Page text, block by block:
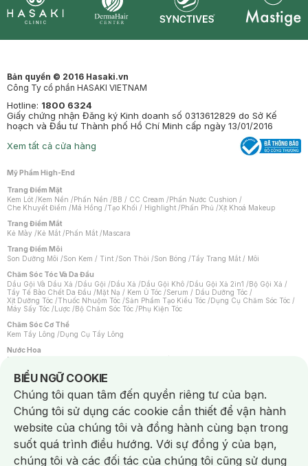
Bản quyền © 2016 Hasaki.vn
Công Ty cổ phần HASAKI VIETNAM
Hotline: 1800 6324
Giấy chứng nhận Đăng ký Kinh doanh số 0313612829 do Sở Kế
hoạch và Đầu tư Thành phố Hồ Chí Minh cấp ngày 13/01/2016
Xem tất cả cửa hàng
Mỹ Phẩm High-End
Trang Điểm Mặt
Kem Lót /Kem Nền /Phấn Nền /BB / CC Cream /Phấn Nước Cushion /
Che Khuyết Điểm /Má Hồng /Tạo Khối / Highlight /Phấn Phủ /Xịt Khoá Makeup
Trang Điểm Mắt
Kẻ Mày /Kẻ Mắt /Phấn Mắt /Mascara
Trang Điểm Môi
Son Dưỡng Môi /Son Kem / Tint /Son Thỏi /Son Bóng /Tẩy Trang Mắt / Môi
Chăm Sóc Tóc Và Da Đầu
Dầu Gội Và Dầu Xả /Dầu Gội /Dầu Xả /Dầu Gội Khô /Dầu Gội Xả 2in1 /Bộ Gội Xả /
Tẩy Tế Bào Chết Da Đầu /Mặt Nạ / Kem Ủ Tóc /Serum / Dầu Dưỡng Tóc /
Xịt Dưỡng Tóc /Thuốc Nhuộm Tóc /Sản Phẩm Tạo Kiểu Tóc /Dụng Cụ Chăm Sóc Tóc /
Máy Sấy Tóc /Lược /Bộ Chăm Sóc Tóc /Phụ Kiện Tóc
Chăm Sóc Cơ Thể
Kem Tẩy Lông /Dụng Cụ Tẩy Lông
Nước Hoa
Nước Hoa Nữ
Chăm Sóc Cá Nhân
Chống Muỗi /Khẩu Trang /Máy Massage/Mặt Nạ Xông Hơi /Nước Rửa Tay/
Sản Phẩm Chăm Sóc Khác /Bàn Chải Đánh Răng /Bàn Chải Điện/
Hỗ Trợ Trắng Răng/Kem Đánh Răng /Máy Tăm Nước/ Nước Súc Miệng/
Tăm / Chỉ Nha Khoa/ Xịt Thơm Miệng / Dung Dịch Vệ Sinh/Dưỡng Vùng Kín/
Khăn Ướt Vệ Sinh Vùng Kín/Băng Vệ Sinh/Tampon/Bọt Cạo Râu /Dao Cạo Râu/
Máy Cạo Râu
Vấn Đề Về Da
Da Dầu / Lỗ Chân Lông To/ Da Khô / Mất Nước/ Da Lão Hóa/ Da Mụn/
BIỂU NGỮ COOKIE
Notice about cookies usage
Chúng tôi quan tâm đến quyền riêng tư của bạn.
Chúng tôi sử dụng các cookie cần thiết để vận hành
website của chúng tôi và đồng hành cùng bạn trong
suốt quá trình điều hướng. Với sự đồng ý của bạn,
chúng tôi và các đối tác của chúng tôi cũng sử dụng